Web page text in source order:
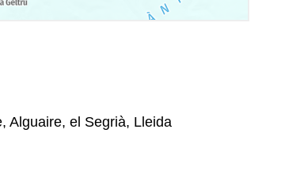
Alguaire, el Segrià, Lleida